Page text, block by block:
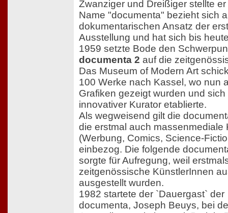
Zwanziger und Dreißiger stellte
Name "documenta" bezieht sich
dokumentarischen Ansatz der
Ausstellung und hat sich bis
1959 setzte Bode den
documenta 2 auf die
Das Museum of Modern Art
100 Werke nach Kassel, wo nun
Grafiken gezeigt wurden und
innovativer Kurator etablierte.
Als wegweisend gilt die
die erstmal auch massenmediale
(Werbung, Comics, Science-
einbezog. Die folgende
sorgte für Aufregung, weil
zeitgenössische KünstlerInnen
ausgestellt wurden.
1982 startete der `Dauergast` der
documenta, Joseph Beuys, bei